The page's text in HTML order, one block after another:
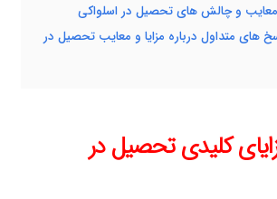
و چالش های تحصیل در اسلواکی
های متداول درباره مزایا و معایب تحصیل در
کلیدی تحصیل در